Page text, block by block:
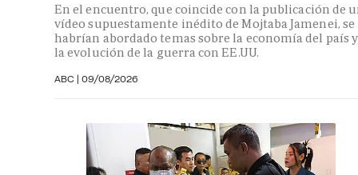
En el encuentro, que coincide con la publicación de
vídeo supuestamente inédito de Mojtaba Jamenei, se
habrían abordado temas sobre la economía del país y
la evolución de la guerra con EE.UU.
ABC | 09/08/2026